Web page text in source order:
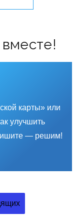
карты» или
улучшить
— решим!